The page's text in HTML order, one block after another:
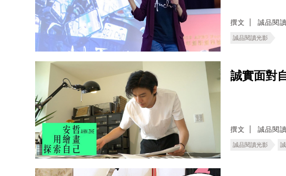
撰文 誠品閱
誠品閱讀光影
誠實面對
撰文 誠品閱
誠品閱讀光影